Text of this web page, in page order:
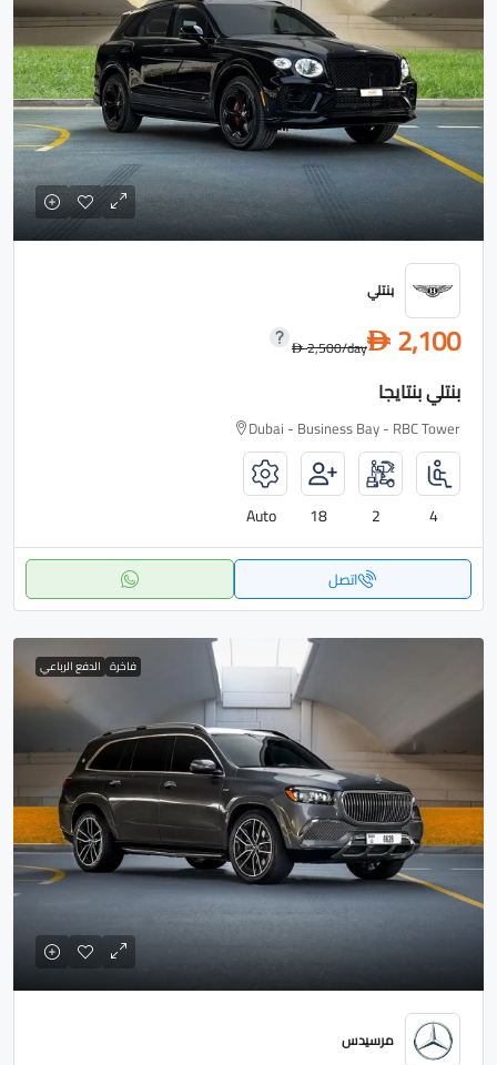
بنتلي
D 2,100
D2,500/day
بنتلي بنتايجا
Dubai - Business Bay - RBC Tower
4
2
18
Auto
اتصل
فاخرة الدفع الرباعي
مرسيدس